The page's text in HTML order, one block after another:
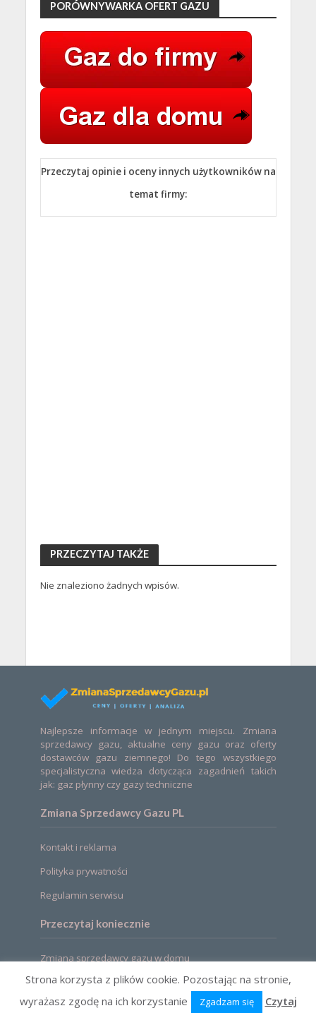
PORÓWNYWARKA OFERT GAZU
Przeczytaj opinie i oceny innych użytkowników na
temat firmy:
PRZECZYTAJ TAKŻE
Nie znaleziono żadnych wpisów.
Najlepsze informacje w jednym miejscu. Zmiana
sprzedawcy gazu, aktualne ceny gazu oraz oferty
dostawców gazu ziemnego! Do tego wszystkiego
specjalistyczna wiedza dotycząca zagadnień takich
jak: gaz płynny czy gazy techniczne
Zmiana Sprzedawcy Gazu PL
Kontakt i reklama
Polityka prywatności
Regulamin serwisu
Przeczytaj koniecznie
Zmiana sprzedawcy gazu w domu
2021 © Zmiana sprzedawcy gazu. Ceny, oferty,
Strona korzysta z plików cookie. Pozostając na stronie,
wyrażasz zgodę na ich korzystanie
Zgadzam się Czytaj